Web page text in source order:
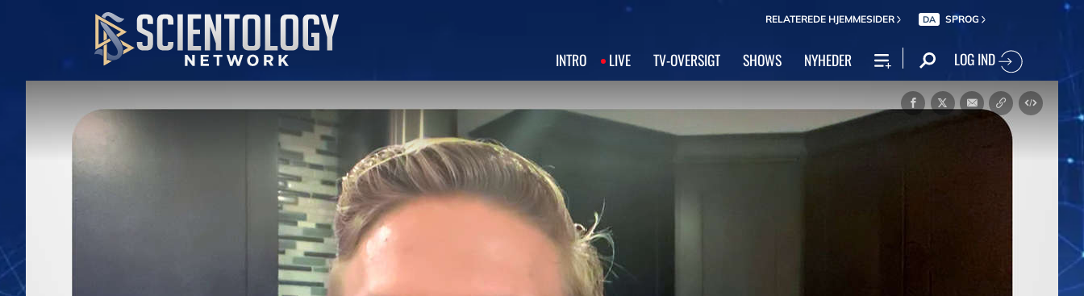
RELATEREDE HJEMMESIDER DA SPROG
INTRO LIVE TV‑OVERSIGT SHOWS NYHEDER LOG IND